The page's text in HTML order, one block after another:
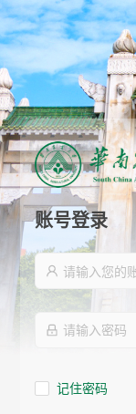
账号登录
记住密码